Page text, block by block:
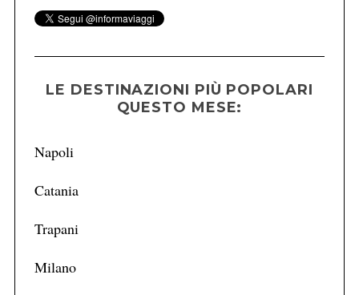
LE DESTINAZIONI PIÙ POPOLARI
QUESTO MESE:
Napoli
Catania
Trapani
Milano